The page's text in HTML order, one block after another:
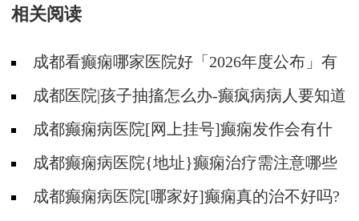
相关阅读
成都看癫痫哪家医院好「2026年度公布」有
癫痫能不能抽烟?
成都医院|孩子抽搐怎么办-癫疯病病人要知道
的误区成都癫痫病医院[网上挂号]癫痫发作会有什
么症状?
成都癫痫病医院{地址}癫痫治疗需注意哪些
问题?成都癫痫病医院[哪家好]癫痫真的治不好吗?